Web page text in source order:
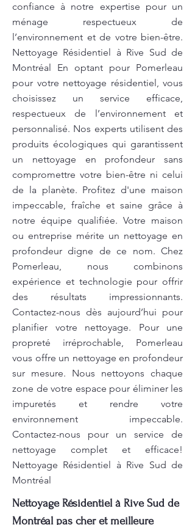
confiance à notre expertise pour un
ménage respectueux de
l’environnement et de votre bien-être.
Nettoyage Résidentiel à Rive Sud de
Montréal En optant pour Pomerleau
pour votre nettoyage résidentiel, vous
choisissez un service efficace,
respectueux de l’environnement et
personnalisé. Nos experts utilisent des
produits écologiques qui garantissent
un nettoyage en profondeur sans
compromettre votre bien-être ni celui
de la planète. Profitez d'une maison
impeccable, fraîche et saine grâce à
notre équipe qualifiée. Votre maison
ou entreprise mérite un nettoyage en
profondeur digne de ce nom. Chez
Pomerleau, nous combinons
expérience et technologie pour offrir
des résultats impressionnants.
Contactez-nous dès aujourd’hui pour
planifier votre nettoyage. Pour une
propreté irréprochable, Pomerleau
vous offre un nettoyage en profondeur
sur mesure. Nous nettoyons chaque
zone de votre espace pour éliminer les
impuretés et rendre votre
environnement impeccable.
Contactez-nous pour un service de
nettoyage complet et efficace!
Nettoyage Résidentiel à Rive Sud de
Montréal
Nettoyage Résidentiel à Rive Sud de
Montréal pas cher et meilleure